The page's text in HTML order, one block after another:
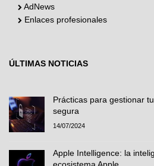
AdNews
Enlaces profesionales
ÚLTIMAS NOTICIAS
Prácticas para gestionar
segura
14/07/2024
Apple Intelligence: la
ecosistema Apple